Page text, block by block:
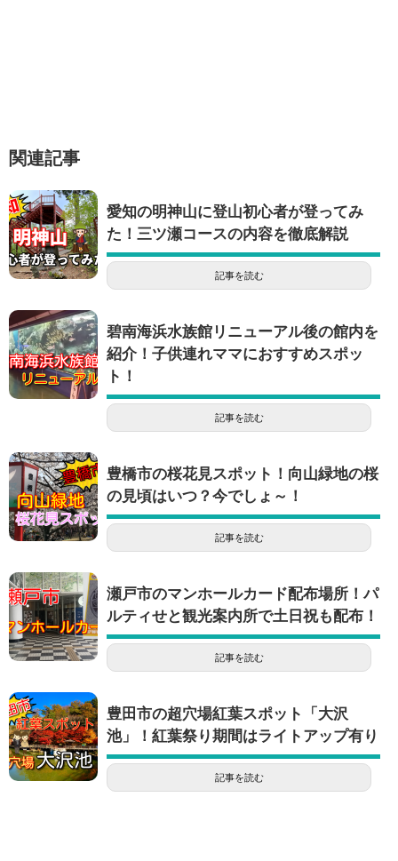
関連記事
愛知の明神山に登山初心者が登ってみ
た！三ツ瀬コースの内容を徹底解説
記事を読む
碧南海浜水族館リニューアル後の館内を
紹介！子供連れママにおすすめスポッ
ト！
記事を読む
豊橋市の桜花見スポット！向山緑地の桜
の見頃はいつ？今でしょ～！
記事を読む
瀬戸市のマンホールカード配布場所！パ
ルティせと観光案内所で土日祝も配布！
記事を読む
豊田市の超穴場紅葉スポット「大沢
池」！紅葉祭り期間はライトアップ有り
記事を読む